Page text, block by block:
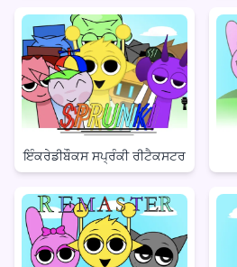
ਇੰਕਰੇਡੀਬੌਕਸ ਸਪ੍ਰੰਕੀ ਰੀਟੈਕਸਟਰ